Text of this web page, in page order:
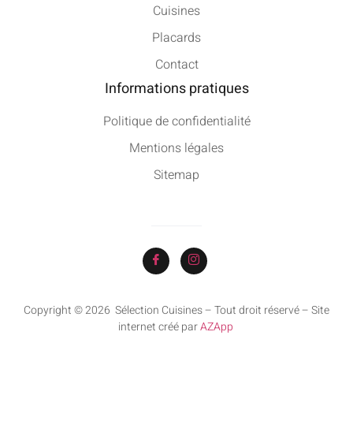
Cuisines
Placards
Contact
Informations pratiques
Politique de confidentialité
Mentions légales
Sitemap
Copyright © 2026 Sélection Cuisines – Tout droit réservé – Site
internet créé parAZApp